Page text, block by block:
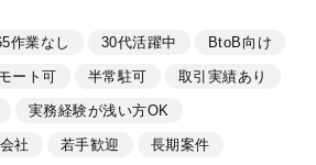
作業なし 30代活躍中 BtoB向け
ート可 半常駐可 取引実績あり
実務経験が浅い方OK
社 若手歓迎 長期案件